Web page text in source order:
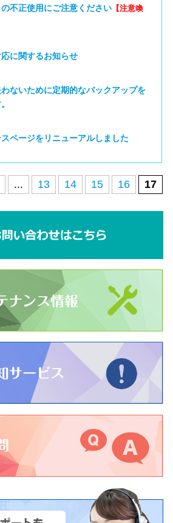
不正使用にご注意ください 【注意喚
に関するお知らせ
ないために定期的なバックアップを
ページをリニューアルしました
... 13 14 15 16 17